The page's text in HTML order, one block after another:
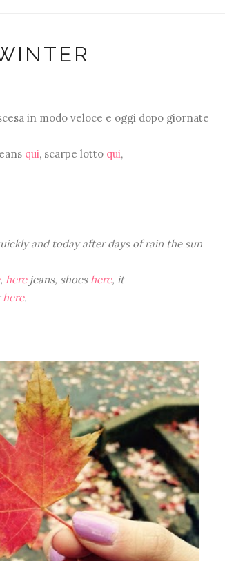
in modo veloce e oggi dopo giornate
qui, scarpe lotto qui,
and today after days of rain the sun
, herejeans, shoeshere, it
here.